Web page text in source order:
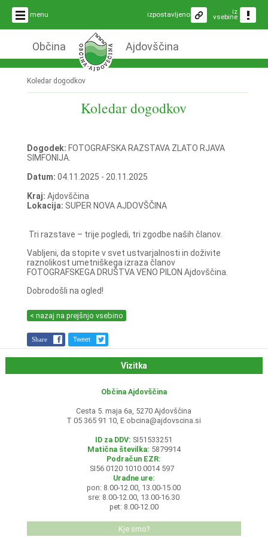
menu iz
vsebine
izpostavljeno
Občina Ajdovščina
Koledar dogodkov
Koledar dogodkov
Dogodek: FOTOGRAFSKA RAZSTAVA ZLATO RJAVA
SIMFONIJA.
Datum: 04.11.2025 - 20.11.2025
Kraj: Ajdovščina
Lokacija: SUPER NOVA AJDOVŠČINA
Tri razstave – trije pogledi, tri zgodbe naših članov.
Vabljeni, da stopite v svet ustvarjalnosti in doživite
raznolikost umetniškega izraza članov
FOTOGRAFSKEGA DRUŠTVA VENO PILON Ajdovščina.
Dobrodošli na ogled!
< nazaj na prejšnjo vsebino
Share Tweet
Vizitka
Občina Ajdovščina
Cesta 5. maja 6a, 5270 Ajdovščina
T 05 365 91 10, E obcina@ajdovscina.si
ID za DDV: SI51533251
Matična številka: 5879914
Podračun EZR:
SI56 0120 1010 0014 597
Uradne ure:
pon: 8.00-12.00, 13.00-15.00
sre: 8.00-12.00, 13.00-16.30
pet: 8.00-12.00
Kje smo?